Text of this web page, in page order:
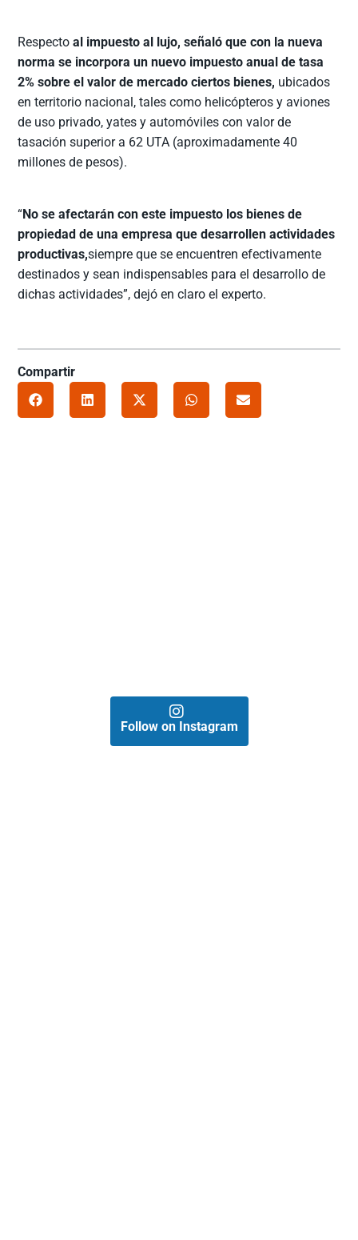
Respectoal impuesto al lujo, señaló que con la nueva
norma se incorpora un nuevo impuesto anual de tasa
2% sobre el valor de mercado ciertos bienes, ubicados
en territorio nacional, tales como helicópteros y aviones
de uso privado, yates y automóviles con valor de
tasación superior a 62 UTA (aproximadamente 40
millones de pesos).
“No se afectarán con este impuesto los bienes de
propiedad de una empresa que desarrollen actividades
productivas,siempre que se encuentren efectivamente
destinados y sean indispensables para el desarrollo de
dichas actividades”, dejó en claro el experto.
Compartir
Follow on Instagram